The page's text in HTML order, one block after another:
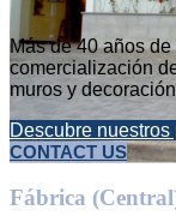
Más de 40 años
comercialización
muros y
Descubre nuestros
CONTACT US
Fábrica